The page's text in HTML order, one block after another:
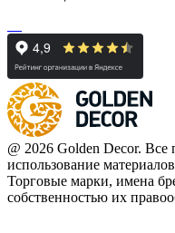
@ 2026 Golden Decor.
использование
Торговые марки, имена
собственностью их